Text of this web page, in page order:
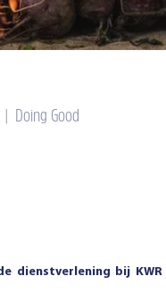
| Doing Good
dienstverlening bij